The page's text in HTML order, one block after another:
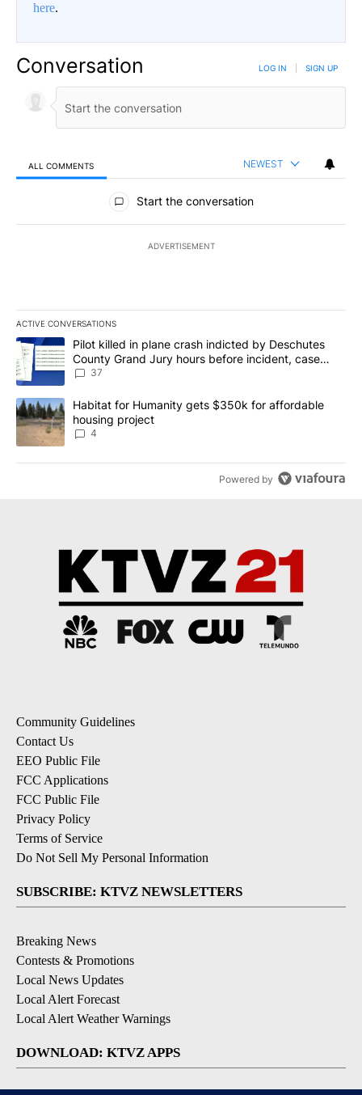
here.
Conversation LOG IN SIGN UP
ALL COMMENTS NEWEST
All Comments
Start the conversation
ADVERTISEMENT
ACTIVE CONVERSATIONS
The following is a list of the most commented articles in the last
A trending article titled "Pilot killed in plane crash indicted by
Pilot killed in plane crash indicted by Deschutes
County Grand Jury hours before incident, case
dismissed following death
37
A trending article titled "Habitat for Humanity gets $350k for
Habitat for Humanity gets $350k for affordable
housing project
4
Powered by
Community Guidelines
Contact Us
EEO Public File
FCC Applications
FCC Public File
Privacy Policy
Terms of Service
Do Not Sell My Personal Information
SUBSCRIBE: KTVZ NEWSLETTERS
Breaking News
Contests & Promotions
Local News Updates
Local Alert Forecast
Local Alert Weather Warnings
DOWNLOAD: KTVZ APPS